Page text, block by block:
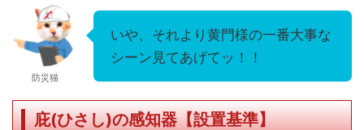
防災猫
いや、それより黄門様の一番大事な
シーン見てあげてッ！！
庇(ひさし)の感知器【設置基準】